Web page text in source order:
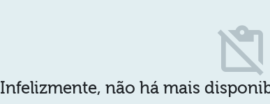
content_paste_off
Infelizmente, não há mais